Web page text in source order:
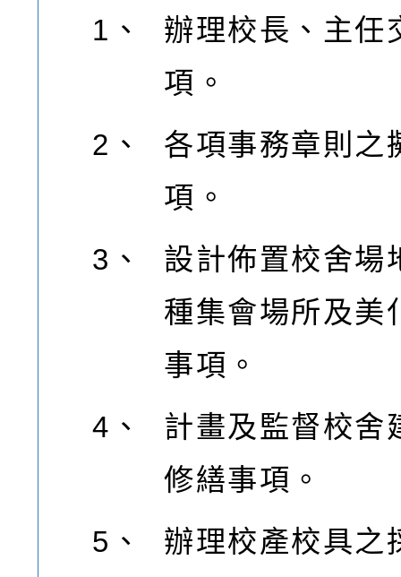
1、
辦理校長、主任
項。
2、
各項事務章則之
項。
3、
設計佈置校舍場
種集會場所及美
事項。
4、
計畫及監督校舍
修繕事項。
5、
辦理校產校具之